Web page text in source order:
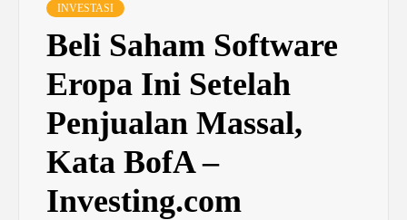
INVESTASI
Beli Saham Software
Eropa Ini Setelah
Penjualan Massal,
Kata BofA –
Investing.com